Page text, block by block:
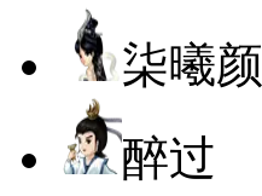
柒曦颜
醉过